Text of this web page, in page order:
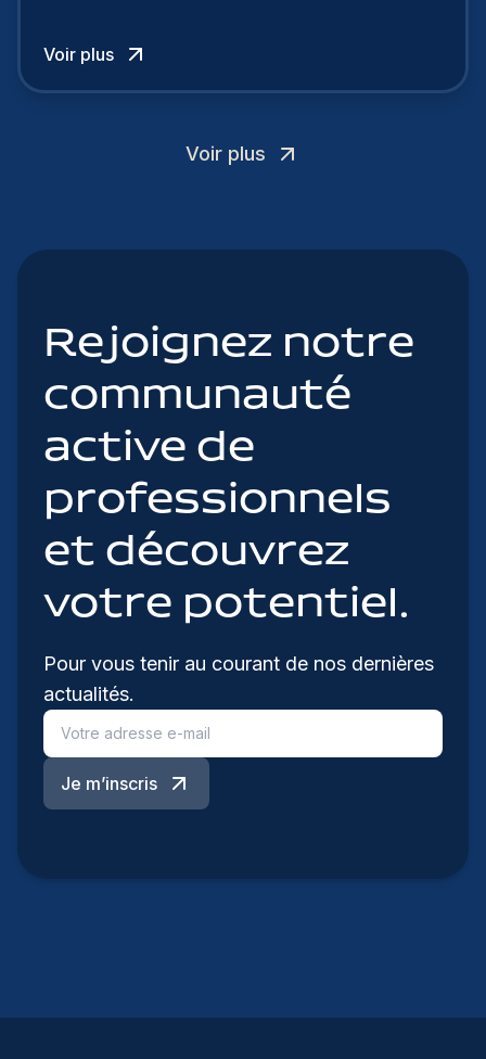
Voir plus
Voir plus
Rejoignez notre
communauté
active de
professionnels
et découvrez
votre potentiel.
Pour vous tenir au courant de nos dernières
actualités.
Je m’inscris